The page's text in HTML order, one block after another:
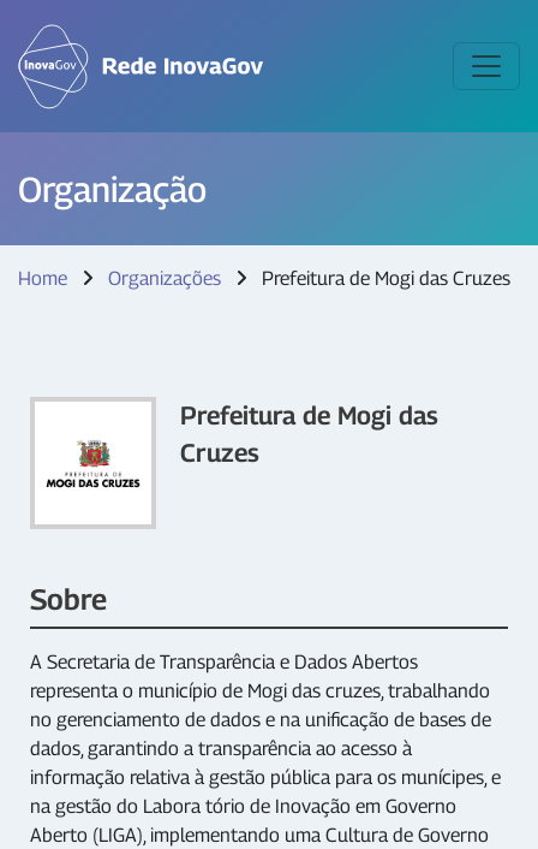
Organização
Home Organizações Prefeitura de Mogi das Cruzes
Prefeitura de Mogi das
Cruzes
Sobre
A Secretaria de Transparência e Dados Abertos
representa o município de Mogi das cruzes, trabalhando
no gerenciamento de dados e na unificação de bases de
dados, garantindo a transparência ao acesso à
informação relativa à gestão pública para os munícipes, e
na gestão do Labora tório de Inovação em Governo
Aberto (LIGA), implementando uma Cultura de Governo